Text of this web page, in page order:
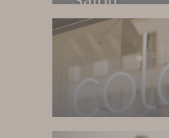
Về salon